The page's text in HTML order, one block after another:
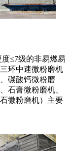
≤7级的非易燃易
环中速微粉磨机
碳酸钙微粉磨
石膏微粉磨机、
微粉磨机）主要